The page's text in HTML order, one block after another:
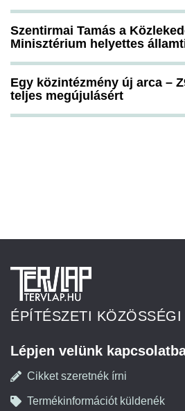
Szentirmai Tamás a
Minisztérium helyettes
Egy közintézmény új arca –
teljes megújulásért
ÉPÍTÉSZETI
Lépjen velünk
Cikket szeretnék írni
Termékinformációt küldenék